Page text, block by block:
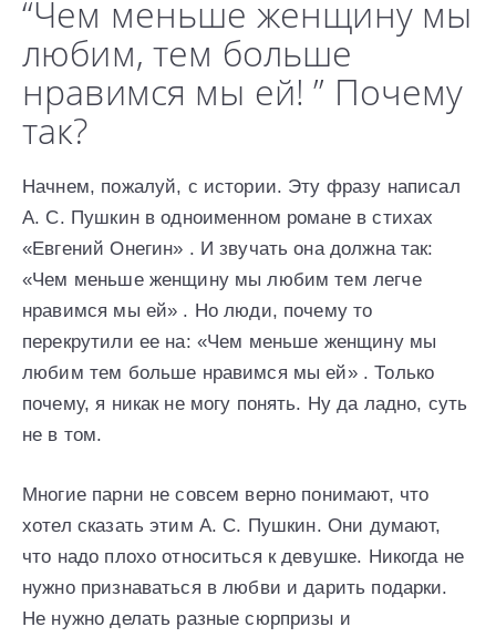
“Чем меньше женщину мы
любим, тем больше
нравимся мы ей! ” Почему
так?
Начнем, пожалуй, с истории. Эту фразу написал
А. С. Пушкин в одноименном романе в стихах
«Евгений Онегин» . И звучать она должна так:
«Чем меньше женщину мы любим тем легче
нравимся мы ей» . Но люди, почему то
перекрутили ее на: «Чем меньше женщину мы
любим тем больше нравимся мы ей» . Только
почему, я никак не могу понять. Ну да ладно, суть
не в том.
Многие парни не совсем верно понимают, что
хотел сказать этим А. С. Пушкин. Они думают,
что надо плохо относиться к девушке. Никогда не
нужно признаваться в любви и дарить подарки.
Не нужно делать разные сюрпризы и